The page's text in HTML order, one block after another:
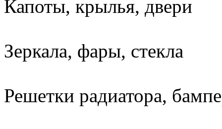
Капоты, крылья, двери
Зеркала, фары, стекла
Решетки радиатора,